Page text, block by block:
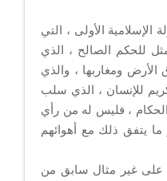
الإسلامية الأولى ، التي
للحكم الصالح ، الذي
الأرض ومغاربها ، والذي
للإنسان ، الذي سلب
، فليس له من رأي
ما يتفق ذلك مع أهوائهم
على غير مثال سابق من